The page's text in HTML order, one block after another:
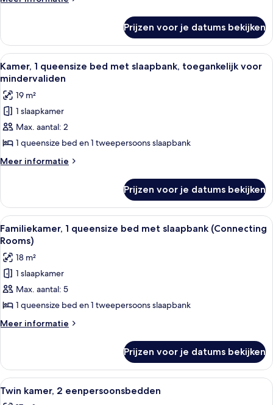
met
laden
1
queensize
bed
met
Prijzen voor je datums bekijken
Alle
foto's
voor
Kamer,
queensize
bed
met
voor
mindervaliden
laden
Een moderne hotelkamer met een
5
Kamer, 1 queensize bed met slaapbank, toegankelijk voor
mindervaliden
19 m²
1 slaapkamer
Max. aantal: 2
1 queensize bed en 1 tweepersoons slaapbank
Meer informatie
Meer
1
queensize
bed
met
slaapbank,
toegankelijk
voor
mindervaliden
Prijzen voor je datums bekijken
Alle
foto's
voor
Familiekamer,
queensize
bed
met
Rooms)
laden
Een moderne hotelkamer met een
4
Familiekamer, 1 queensize bed met slaapbank (Connecting
Rooms)
18 m²
1 slaapkamer
Max. aantal: 5
1 queensize bed en 1 tweepersoons slaapbank
Meer informatie
Meer
1
queensize
bed
Prijzen voor je datums bekijken
Alle
foto's
Hotelkamer met twee bedden, een
7
Twin kamer, 2 eenpersoonsbedden